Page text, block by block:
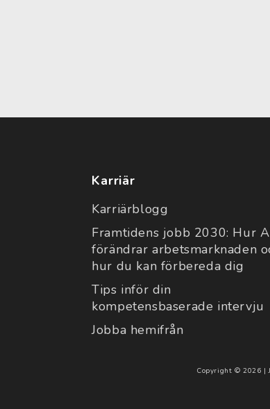
Karriär
Karriärblogg
Framtidens jobb 2030: Hur
förändrar arbetsmarknaden
hur du kan förbereda dig
Tips inför din
kompetensbaserade intervju
Jobba hemifrån
Copyright © 2026 |